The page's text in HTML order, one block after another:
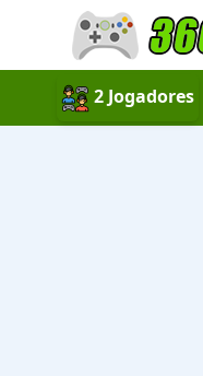
2 Jogadores